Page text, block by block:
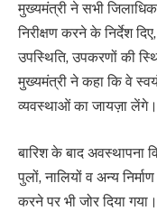
मुख्यमंत्री ने सभी
निरीक्षण करने के निर्देश
उपस्थिति, उपकरणों की
मुख्यमंत्री ने कहा कि वे
व्यवस्थाओं का जायज़ा लेंगे।
बारिश के बाद अवस्थापना
पुलों, नालियों व अन्य
करने पर भी जोर दिया